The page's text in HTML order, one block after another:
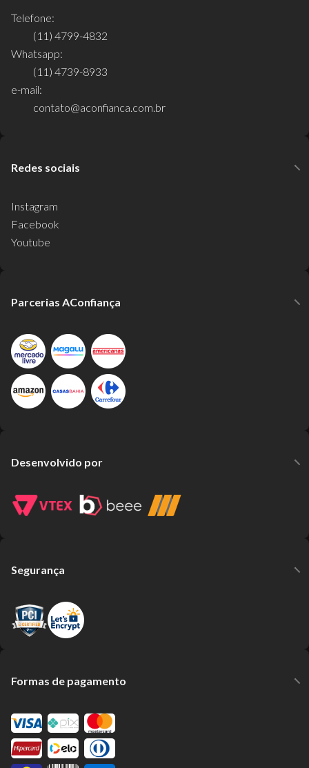
Telefone:
(11) 4799-4832
Whatsapp:
(11) 4739-8933
e-mail:
contato@aconfianca.com.br
Redes sociais
Instagram
Facebook
Youtube
Parcerias AConfiança
Desenvolvido por
Segurança
Formas de pagamento